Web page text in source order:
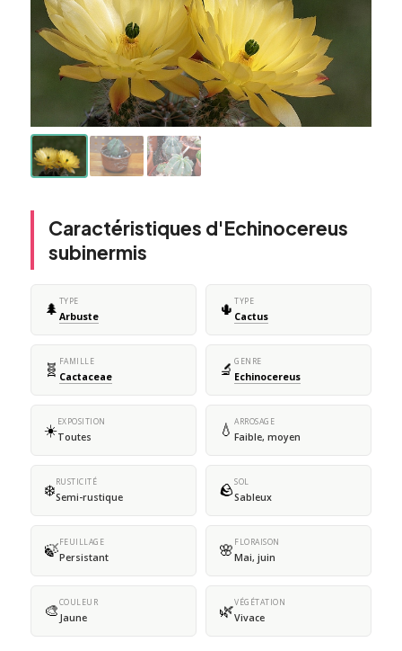
Caractéristiques d'Echinocereus
subinermis
🌲 TYPE
Arbuste 🌵 TYPE
Cactus
🧬 FAMILLE
Cactaceae 🔬 GENRE
Echinocereus
☀️EXPOSITION
Toutes 💧 ARROSAGE
Faible, moyen
❄️RUSTICITÉ
Semi-rustique 🪨SOL
Sableux
🍃FEUILLAGE
Persistant 🌸 FLORAISON
Mai, juin
🎨COULEUR
Jaune 🌿VÉGÉTATION
Vivace